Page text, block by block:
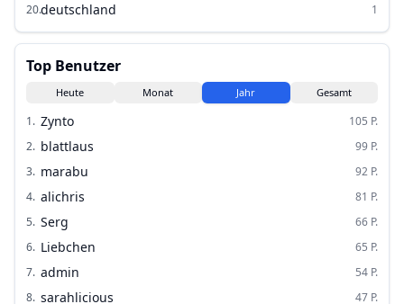
20.deutschland 1
Top Benutzer
Heute Monat Jahr Gesamt
1. Zynto 105 P.
2. blattlaus 99 P.
3. marabu 92 P.
4. alichris 81 P.
5. Serg 66 P.
6. Liebchen 65 P.
7. admin 54 P.
8. sarahlicious 47 P.